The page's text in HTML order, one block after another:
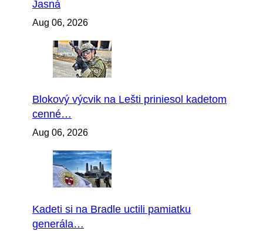
Jasná
Aug 06, 2026
Blokový výcvik na Lešti priniesol kadetom
cenné…
Aug 06, 2026
Kadeti si na Bradle uctili pamiatku
generála…